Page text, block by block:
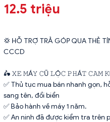
12.5 triệu
💢 HỖ TRỢ TRẢ GÓP QUA THẺ
CCCD
🛵 𝚇𝙴 𝙼Á𝚈 𝙲Ũ 𝙻Ộ𝙲 𝙿𝙷Á𝚃 𝙲𝙰𝙼
✅ Thủ tục mua bán nhanh gọn,
sang tên, đổi biển
✅ Bảo hành về máy 1 năm.
✅ An ninh đã được kiểm tra trên